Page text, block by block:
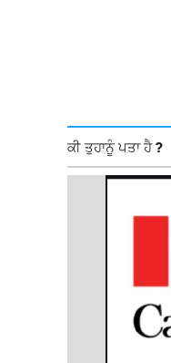
ਕੀ ਤੁਹਾਨੂੰ ਪਤਾ ਹੈ ?